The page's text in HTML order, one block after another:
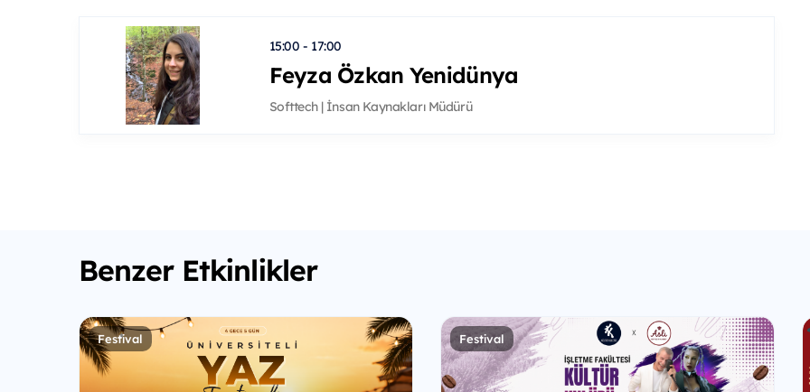
15:00 - 17:00
Feyza Özkan Yenidünya
Softtech | İnsan Kaynakları Müdürü
Benzer Etkinlikler
Festival Festival